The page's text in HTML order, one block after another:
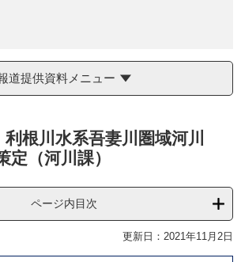
道提供資料メニュー
利根川水系吾妻川圏域河川
定（河川課）
ページ内目次
更新日：2021年11月2日